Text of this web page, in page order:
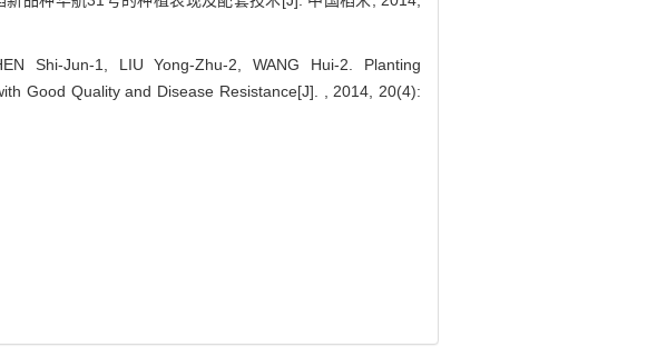
Shi-Jun-1, LIU Yong-Zhu-2, WANG Hui-2. Planting
Good Quality and Disease Resistance[J]. , 2014, 20(4):